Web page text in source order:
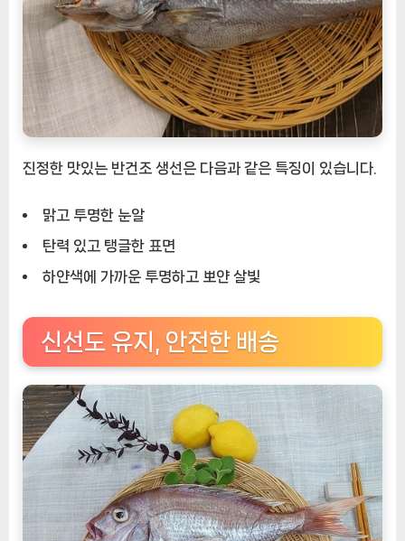
진정한 맛있는 반건조 생선은 다음과 같은 특징이 있습니다.
맑고 투명한 눈알
탄력 있고 탱글한 표면
하얀색에 가까운 투명하고 뽀얀 살빛
신선도 유지, 안전한 배송